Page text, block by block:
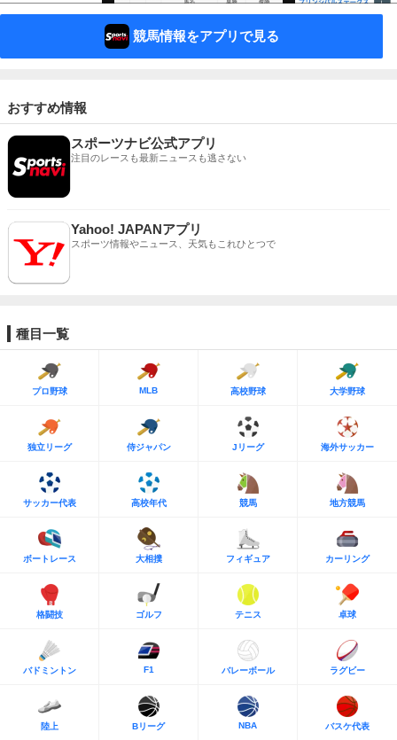
競馬情報をアプリで見る
おすすめ情報
スポーツナビ公式アプリ
注目のレースも最新ニュースも逃さない
Yahoo! JAPANアプリ
スポーツ情報やニュース、天気もこれひとつで
種目一覧
プロ野球 MLB 高校野球 大学野球
独立リーグ 侍ジャパン Jリーグ 海外サッカー
サッカー代表 高校年代 競馬 地方競馬
ボートレース 大相撲 フィギュア カーリング
格闘技 ゴルフ テニス 卓球
バドミントン F1 バレーボール ラグビー
陸上 Bリーグ NBA バスケ代表